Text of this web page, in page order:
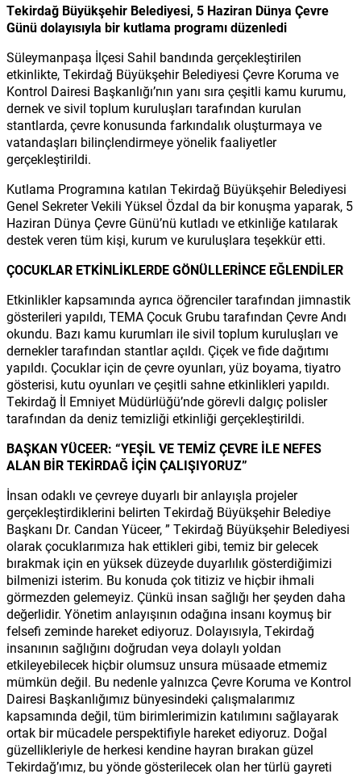
Tekirdağ Büyükşehir Belediyesi, 5 Haziran Dünya Çevre
Günü dolayısıyla bir kutlama programı düzenledi
Süleymanpaşa İlçesi Sahil bandında gerçekleştirilen
etkinlikte, Tekirdağ Büyükşehir Belediyesi Çevre Koruma ve
Kontrol Dairesi Başkanlığı’nın yanı sıra çeşitli kamu kurumu,
dernek ve sivil toplum kuruluşları tarafından kurulan
stantlarda, çevre konusunda farkındalık oluşturmaya ve
vatandaşları bilinçlendirmeye yönelik faaliyetler
gerçekleştirildi.
Kutlama Programına katılan Tekirdağ Büyükşehir Belediyesi
Genel Sekreter Vekili Yüksel Özdal da bir konuşma yaparak, 5
Haziran Dünya Çevre Günü’nü kutladı ve etkinliğe katılarak
destek veren tüm kişi, kurum ve kuruluşlara teşekkür etti.
ÇOCUKLAR ETKİNLİKLERDE GÖNÜLLERİNCE EĞLENDİLER
Etkinlikler kapsamında ayrıca öğrenciler tarafından jimnastik
gösterileri yapıldı, TEMA Çocuk Grubu tarafından Çevre Andı
okundu. Bazı kamu kurumları ile sivil toplum kuruluşları ve
dernekler tarafından stantlar açıldı. Çiçek ve fide dağıtımı
yapıldı. Çocuklar için de çevre oyunları, yüz boyama, tiyatro
gösterisi, kutu oyunları ve çeşitli sahne etkinlikleri yapıldı.
Tekirdağ İl Emniyet Müdürlüğü’nde görevli dalgıç polisler
tarafından da deniz temizliği etkinliği gerçekleştirildi.
BAŞKAN YÜCEER: “YEŞİL VE TEMİZ ÇEVRE İLE NEFES
ALAN BİR TEKİRDAĞ İÇİN ÇALIŞIYORUZ”
İnsan odaklı ve çevreye duyarlı bir anlayışla projeler
gerçekleştirdiklerini belirten Tekirdağ Büyükşehir Belediye
Başkanı Dr. Candan Yüceer, ” Tekirdağ Büyükşehir Belediyesi
olarak çocuklarımıza hak ettikleri gibi, temiz bir gelecek
bırakmak için en yüksek düzeyde duyarlılık gösterdiğimizi
bilmenizi isterim. Bu konuda çok titiziz ve hiçbir ihmali
görmezden gelemeyiz. Çünkü insan sağlığı her şeyden daha
değerlidir. Yönetim anlayışının odağına insanı koymuş bir
felsefi zeminde hareket ediyoruz. Dolayısıyla, Tekirdağ
insanının sağlığını doğrudan veya dolaylı yoldan
etkileyebilecek hiçbir olumsuz unsura müsaade etmemiz
mümkün değil. Bu nedenle yalnızca Çevre Koruma ve Kontrol
Dairesi Başkanlığımız bünyesindeki çalışmalarımız
kapsamında değil, tüm birimlerimizin katılımını sağlayarak
ortak bir mücadele perspektifiyle hareket ediyoruz. Doğal
güzellikleriyle de herkesi kendine hayran bırakan güzel
Tekirdağ’ımız, bu yönde gösterilecek olan her türlü gayreti